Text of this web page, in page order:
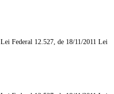
Federal 12.527, de 18/11/2011 Lei